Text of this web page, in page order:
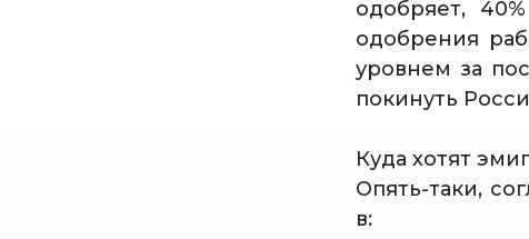
одобряет,
одобрения
уровнем за
покинуть
Куда хотят
Опять-таки,
в: